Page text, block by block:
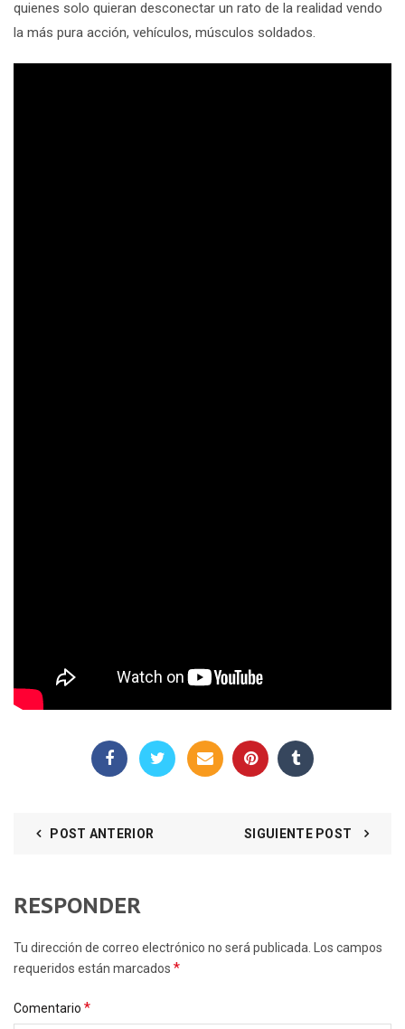
quienes solo quieran desconectar un rato de la realidad vendo
la más pura acción, vehículos, músculos soldados.
POST ANTERIOR SIGUIENTE POST
RESPONDER
Tu dirección de correo electrónico no será publicada. Los campos
requeridos están marcados *
Comentario *